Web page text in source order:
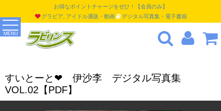
MENU
お得なポイントチャージをぜひ！【会員のみ】
グラビア, アイドル通販・動画
デジタル写真集・電子書籍
すいとーと❤ 伊沙李 デジタル写真集
VOL.02【PDF】